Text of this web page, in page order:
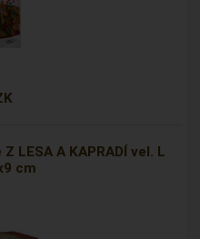
LESA A KAPRADÍ vel. L
cm